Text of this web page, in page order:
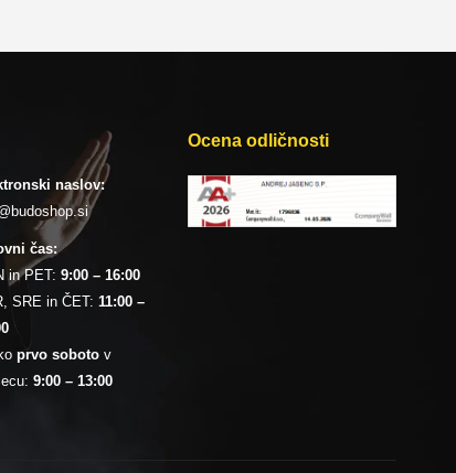
naslov:
čas:
in PET: 9:00 – 16:00
SRE in ČET: 11:00 –
prvo sobotov
9:00 – 13:00
Ocena odličnosti